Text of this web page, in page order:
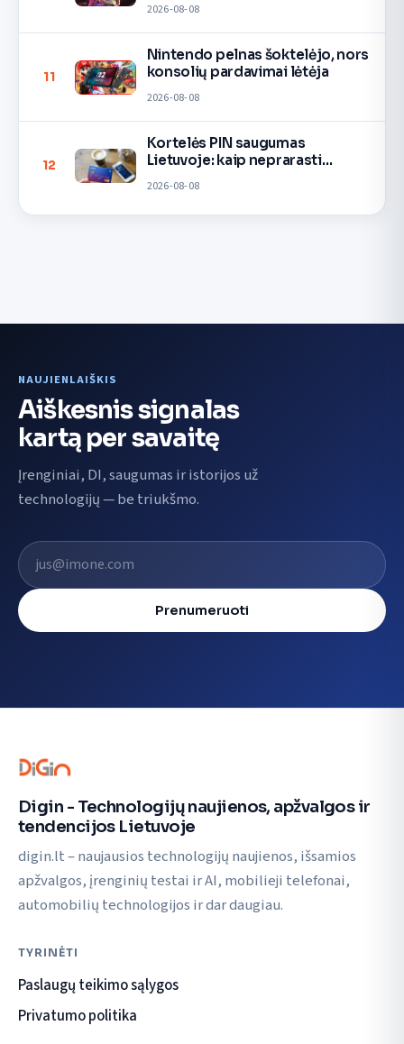
2026-08-08
11
Nintendo pelnas šoktelėjo, nors
konsolių pardavimai lėtėja
2026-08-08
12
Kortelės PIN saugumas
Lietuvoje: kaip neprarasti
2026-08-08
NAUJIENLAIŠKIS
Aiškesnis signalas
kartą per savaitę
Įrenginiai, DI, saugumas ir istorijos už
technologijų — be triukšmo.
El. pašto adresas
Prenumeruoti
Digin - Technologijų naujienos, apžvalgos ir
tendencijos Lietuvoje
digin.lt – naujausios technologijų naujienos, išsamios
apžvalgos, įrenginių testai ir AI, mobilieji telefonai,
automobilių technologijos ir dar daugiau.
TYRINĖTI
Paslaugų teikimo sąlygos
Privatumo politika